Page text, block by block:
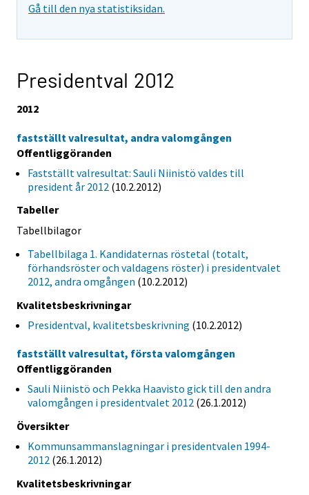
Gå till den nya statistiksidan.
Presidentval 2012
2012
fastställt valresultat, andra valomgången
Offentliggöranden
Fastställt valresultat: Sauli Niinistö valdes till
president år 2012 (10.2.2012)
Tabeller
Tabellbilagor
Tabellbilaga 1. Kandidaternas röstetal (totalt,
förhandsröster och valdagens röster) i presidentvalet
2012, andra omgången (10.2.2012)
Kvalitetsbeskrivningar
Presidentval, kvalitetsbeskrivning (10.2.2012)
fastställt valresultat, första valomgången
Offentliggöranden
Sauli Niinistö och Pekka Haavisto gick till den andra
valomgången i presidentvalet 2012 (26.1.2012)
Översikter
Kommunsammanslagningar i presidentvalen 1994-
2012 (26.1.2012)
Kvalitetsbeskrivningar